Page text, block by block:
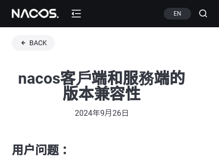
EN
BACK
nacos客戶端和服務端的
版本兼容性
2024年9月26日
用户问题 ：